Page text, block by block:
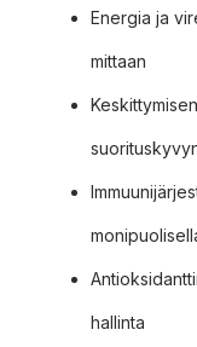
Energia ja
mittaan
hallinta